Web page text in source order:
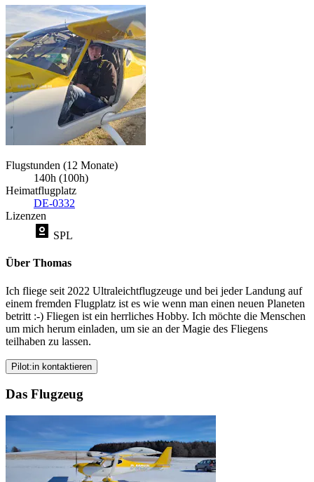
Flugstunden (12 Monate)
140h (100h)
Heimatflugplatz
DE-0332
Lizenzen
SPL
Über Thomas
Ich fliege seit 2022 Ultraleichtflugzeuge und bei jeder Landung auf
einem fremden Flugplatz ist es wie wenn man einen neuen Planeten
betritt :-) Fliegen ist ein herrliches Hobby. Ich möchte die Menschen
um mich herum einladen, um sie an der Magie des Fliegens
teilhaben zu lassen.
Pilot:in kontaktieren
Das Flugzeug